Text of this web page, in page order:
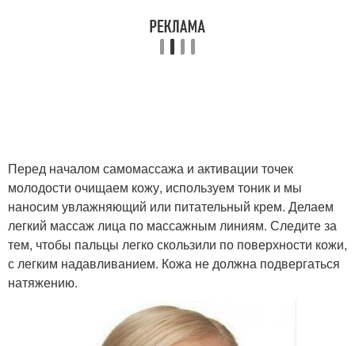
Перед началом самомассажа и активации точек
молодости очищаем кожу, используем тоник и мы
наносим увлажняющий или питательный крем. Делаем
легкий массаж лица по массажным линиям. Следите за
тем, чтобы пальцы легко скользили по поверхности кожи,
с легким надавливанием. Кожа не должна подвергаться
натяжению.